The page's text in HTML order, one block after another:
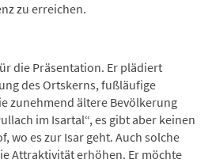
zu erreichen.
die Präsentation. Er plädiert
des Ortskerns, fußläufige
zunehmend ältere Bevölkerung
im Isartal“, es gibt aber keinen
wo es zur Isar geht. Auch solche
Attraktivität erhöhen. Er möchte